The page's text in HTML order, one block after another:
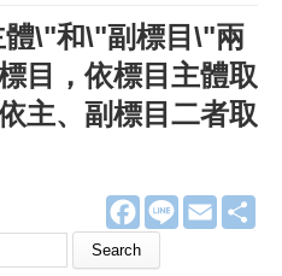
\"和\"副標目\"兩
目，依標目主體取
主、副標目二者取
F
a
e
L
E
m